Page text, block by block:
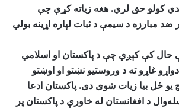
کولو حق لري. هغه زیاته کړې چې
مبارزه د سیمې د ثبات لپاره اړینه بولي
حال کې کېږي چې د پاکستان او اسلامي
غاړو ته د وروستیو نښتو او اوښتو
یو ځل بیا زیات شوی دی. پاکستان ادعا
د افغانستان له خاورې د پاکستان پر